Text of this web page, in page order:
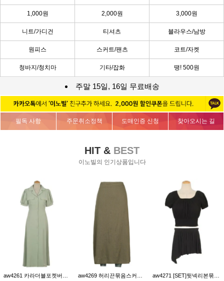
1,000원 2,000원 3,000원
니트/가디건 티셔츠 블라우스/남방
원피스 스커트/팬츠 코트/자켓
청바지/청치마 기타/잡화 땡! 500원
주말 15일, 16일 무료배송
필독 사항 주문취소정책 도매인증 신청 찾아오시는 길
HIT & BEST
이노빌의 인기상품입니다